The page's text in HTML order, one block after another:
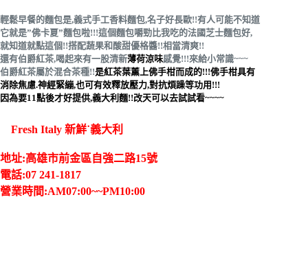
輕鬆早餐的麵包是,義式手工香料麵包,名子好長歐!!有人可能不知道
它就是”佛卡夏”麵包啦!!!這個麵包嚼勁比我吃的法國芝士麵包好,
就知道就點這個!!搭配蔬果和酸甜優格醬!!相當清爽!!
還有伯爵紅茶,喝起來有一股清新薄荷涼味感覺!!!來給小常識~~~
伯爵紅茶屬於混合茶種!!是紅茶葉薰上佛手柑而成的!!!佛手柑具有
消除焦慮.神經緊繃,也可有效釋放壓力,對抗煩躁等功用!!!
因為要11點後才好提供,義大利麵!!改天可以去試試看~~~~
Fresh Italy 新鮮˙義大利
地址:高雄市前金區自強二路15號
電話:07 241-1817
營業時間:AM07:00~~PM10:00